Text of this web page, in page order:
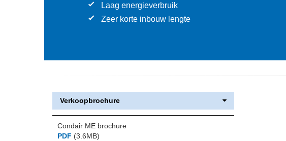
Laag energieverbruik
Zeer korte inbouw lengte
Verkoopbrochure
Condair ME brochure
PDF (3.6MB)